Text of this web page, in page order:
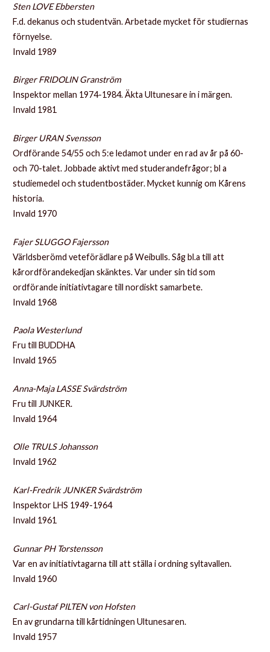
Sten LOVE Ebbersten
F.d. dekanus och studentvän. Arbetade mycket för studiernas
förnyelse.
Invald 1989
Birger FRIDOLIN Granström
Inspektor mellan 1974-1984. Äkta Ultunesare in i märgen.
Invald 1981
Birger URAN Svensson
Ordförande 54/55 och 5:e ledamot under en rad av år på 60-
och 70-talet. Jobbade aktivt med studerandefrågor; bl a
studiemedel och studentbostäder. Mycket kunnig om Kårens
historia.
Invald 1970
Fajer SLUGGO Fajersson
Världsberömd veteförädlare på Weibulls. Såg bl.a till att
kårordförandekedjan skänktes. Var under sin tid som
ordförande initiativtagare till nordiskt samarbete.
Invald 1968
Paola Westerlund
Fru till BUDDHA
Invald 1965
Anna-Maja LASSE Svärdström
Fru till JUNKER.
Invald 1964
Olle TRULS Johansson
Invald 1962
Karl-Fredrik JUNKER Svärdström
Inspektor LHS 1949-1964
Invald 1961
Gunnar PH Torstensson
Var en av initiativtagarna till att ställa i ordning syltavallen.
Invald 1960
Carl-Gustaf PILTEN von Hofsten
En av grundarna till kårtidningen Ultunesaren.
Invald 1957